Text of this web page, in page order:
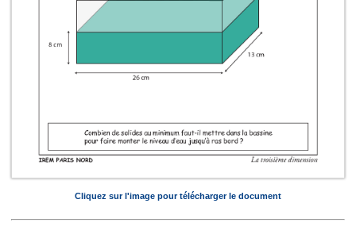
Cliquez sur l'image pour télécharger le document